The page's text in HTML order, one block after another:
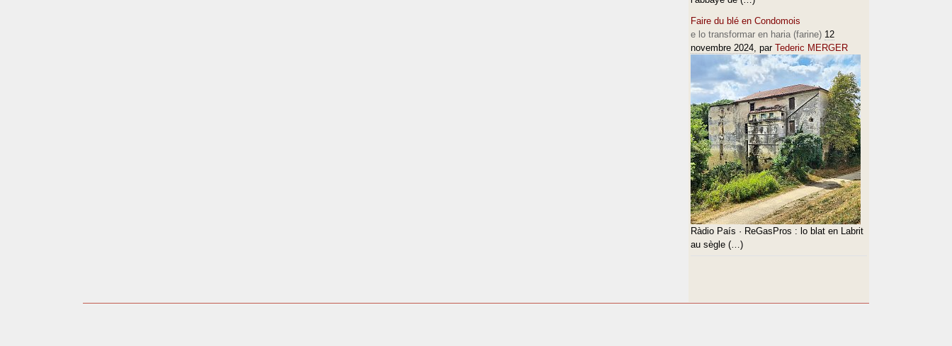
Faire du blé en Condomois
e lo transformar en haria (farine) 12
novembre 2024, par Tederic MERGER
Ràdio País · ReGasPros : lo blat en Labrit
au sègle (…)